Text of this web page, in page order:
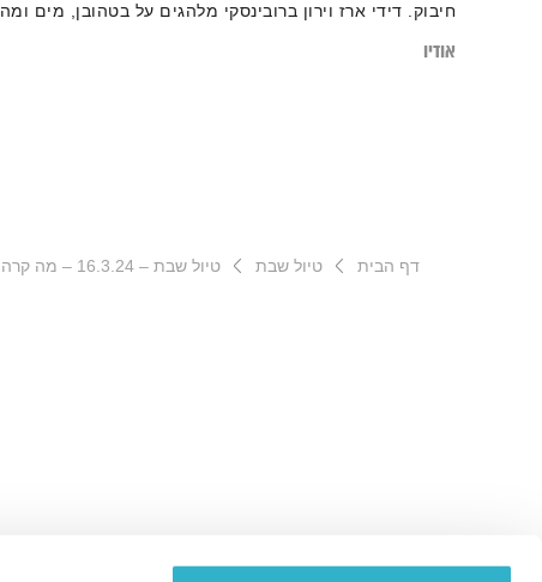
חיבוק. דידי ארז וירון ברובינסקי מלהגים על בטהובן, מים ומה
אודיו
דף הבית טיול שבת טיול שבת – 16.3.24 – מה קרה לזמן?